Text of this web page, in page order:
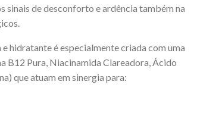
de desconforto e ardência também na
hidratante é especialmente criada com uma
B12 Pura, Niacinamida Clareadora, Ácido
que atuam em sinergia para: